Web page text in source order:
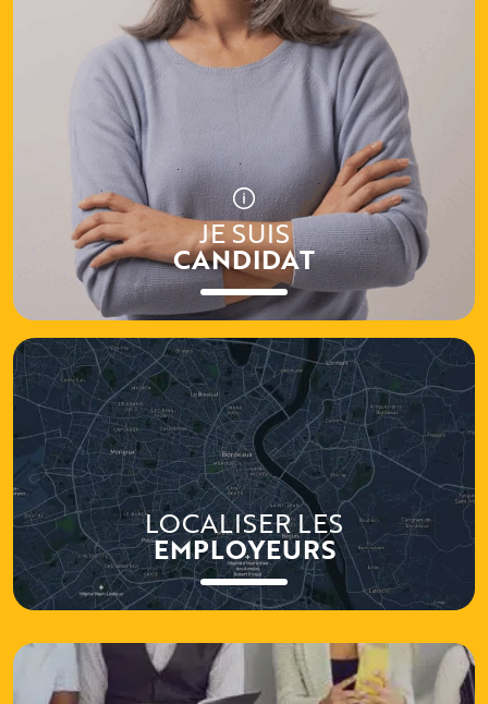
JE SUIS
CANDIDAT
LOCALISER LES
EMPLOYEURS